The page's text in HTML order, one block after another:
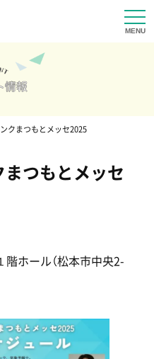
クまつもとメッセ2025
つもとメッセ
ホール（松本市中央2-